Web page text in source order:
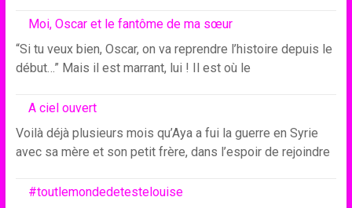
Moi, Oscar et le fantôme de ma sœur
“Si tu veux bien, Oscar, on va reprendre l’histoire depuis le
début…” Mais il est marrant, lui ! Il est où le
A ciel ouvert
Voilà déjà plusieurs mois qu’Aya a fui la guerre en Syrie
avec sa mère et son petit frère, dans l’espoir de rejoindre
#toutlemondedetestelouise